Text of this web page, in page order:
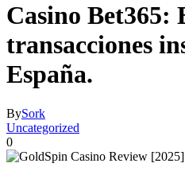
Casino Bet365:
transacciones
España.
BySork
Uncategorized
0